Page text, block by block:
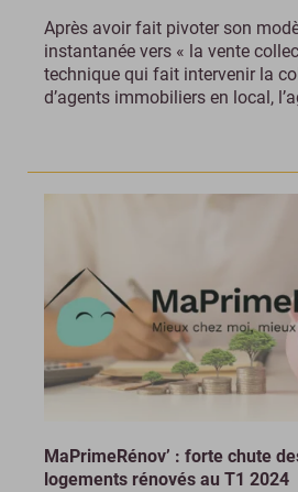
Après avoir fait pivoter son
instantanée vers « la vente
technique qui fait intervenir la
d’agents immobiliers en local,
MaPrimeRénov’ : forte chute
logements rénovés au T1 2024